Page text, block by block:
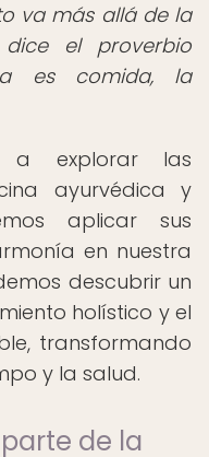
va más allá de la
el proverbio
es comida, la
explorar las
ayurvédica y
aplicar sus
en nuestra
descubrir un
holístico y el
transformando
y la salud.
de la